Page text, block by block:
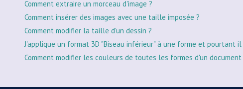
Comment extraire un morceau d'image ?
Comment insérer des images avec une taille imposée ?
Comment modifier la taille d'un dessin ?
J'applique un format 3D "Biseau inférieur" à une forme et pourtant
Comment modifier les couleurs de toutes les formes d'un